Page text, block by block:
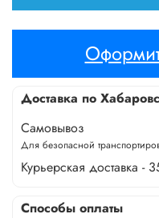
Доставка по
Самовывоз
Для безопасной
Курьерская доставка -
Способы оплаты